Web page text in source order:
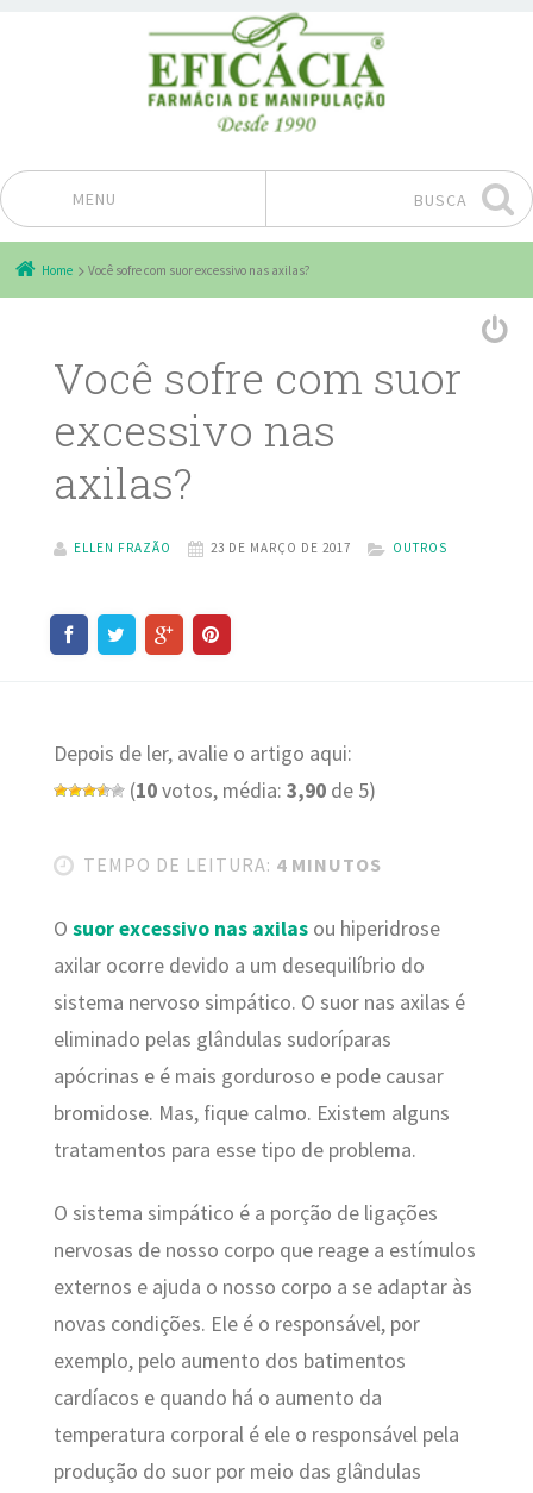
MENU
Pular para o conteúdo
BUSCA
Home Você sofre com suor excessivo nas axilas?
Você sofre com suor
excessivo nas
axilas?
ELLEN FRAZÃO 23 DE MARÇO DE 2017 OUTROS
Depois de ler, avalie o artigo aqui:
(10votos, média: 3,90de 5)
TEMPO DE LEITURA: 4 MINUTOS
O suor excessivo nas axilasou hiperidrose
axilar ocorre devido a um desequilíbrio do
sistema nervoso simpático. O suor nas axilas é
eliminado pelas glândulas sudoríparas
apócrinas e é mais gorduroso e pode causar
bromidose. Mas, fique calmo. Existem alguns
tratamentos para esse tipo de problema.
O sistema simpático é a porção de ligações
nervosas de nosso corpo que reage a estímulos
externos e ajuda o nosso corpo a se adaptar às
novas condições. Ele é o responsável, por
exemplo, pelo aumento dos batimentos
cardíacos e quando há o aumento da
temperatura corporal é ele o responsável pela
produção do suor por meio das glândulas